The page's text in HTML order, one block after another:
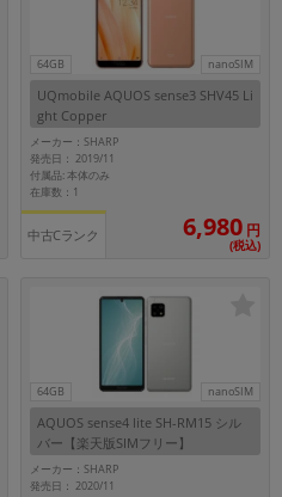
64GB nanoSIM
UQmobile AQUOS sense3 SHV45 Li
ght Copper
メーカー：SHARP
発売日： 2019/11
付属品: 本体のみ
在庫数：1
中古Cランク 6,980 円
(税込)
64GB nanoSIM
AQUOS sense4 lite SH-RM15 シル
バー【楽天版SIMフリー】
メーカー：SHARP
発売日： 2020/11